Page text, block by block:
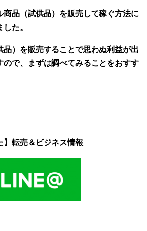
商品（試供品）を販売して稼ぐ方法に
た。
品）を販売することで思わぬ利益が出
ので、まずは調べてみることをおすす
転売＆ビジネス情報